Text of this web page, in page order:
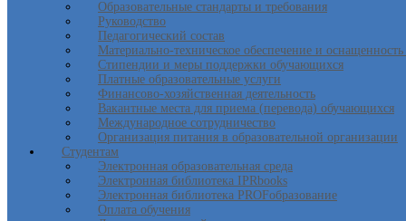
Образовательные стандарты и требования
Руководство
Педагогический состав
Материально-техническое обеспечение и
Стипендии и меры поддержки обучающихся
Платные образовательные услуги
Финансово-хозяйственная деятельность
Вакантные места для приема (перевода) обучающихся
Международное сотрудничество
Организация питания в образовательной организации
Студентам
Электронная образовательная среда
Электронная библиотека IPRbooks
Электронная библиотека PROFобразование
Оплата обучения